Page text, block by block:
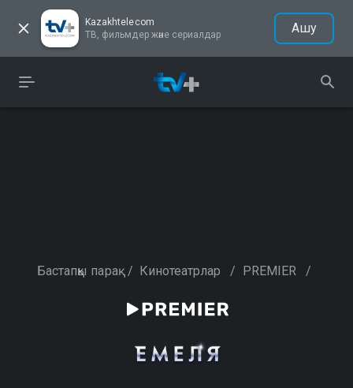
Kazakhtelecom
ТВ, фильмдер және сериалдар
Ашу
Бастапқы парақ / Кинотеатрлар / PREMIER /